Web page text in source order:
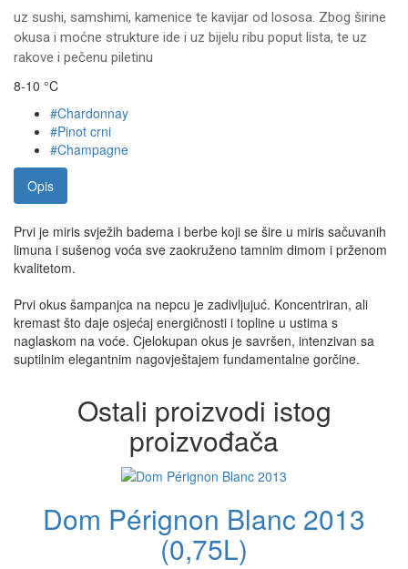
uz sushi, samshimi, kamenice te kavijar od lososa. Zbog širine
okusa i moćne strukture ide i uz bijelu ribu poput lista, te uz
rakove i pečenu piletinu
8-10 °C
#Chardonnay
#Pinot crni
#Champagne
Opis
Prvi je miris svježih badema i berbe koji se šire u miris sačuvanih
limuna i sušenog voća sve zaokruženo tamnim dimom i prženom
kvalitetom.
Prvi okus šampanjca na nepcu je zadivljujuć. Koncentriran, ali
kremast što daje osjećaj energičnosti i topline u ustima s
naglaskom na voće. Cjelokupan okus je savršen, intenzivan sa
suptilnim elegantnim nagovještajem fundamentalne gorčine.
Ostali proizvodi istog
proizvođača
Dom Pérignon Blanc 2013
(0,75L)